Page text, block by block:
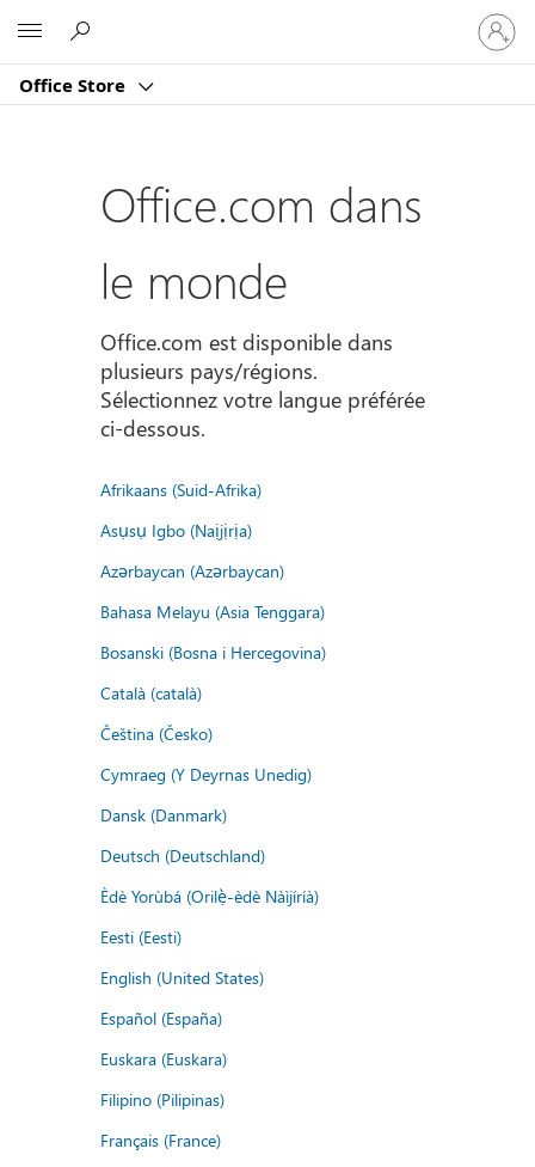
Office Store
vous
à
compte
Office.com dans
le monde
Office.com est disponible dans
plusieurs pays/régions.
Sélectionnez votre langue préférée
ci-dessous.
Afrikaans (Suid-Afrika)
Asụsụ Igbo (Naịjịrịa)
Azərbaycan (Azərbaycan)
Bahasa Melayu (Asia Tenggara)
Bosanski (Bosna i Hercegovina)
Català (català)
Čeština (Česko)
Cymraeg (Y Deyrnas Unedig)
Dansk (Danmark)
Deutsch (Deutschland)
Èdè Yorùbá (Orilẹ̀-èdè Nàìjíríà)
Eesti (Eesti)
English (United States)
Español (España)
Euskara (Euskara)
Filipino (Pilipinas)
Français (France)